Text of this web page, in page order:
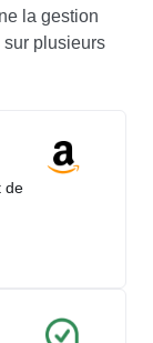
la gestion
sur plusieurs
de